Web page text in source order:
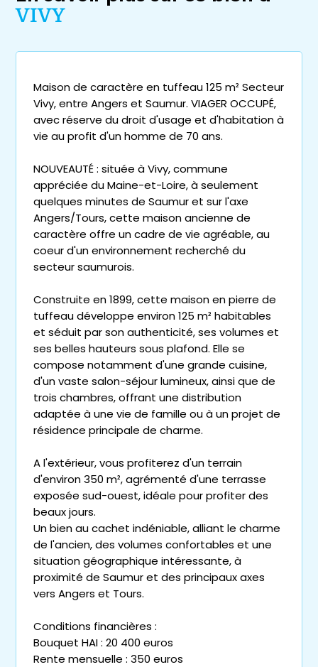
VIVY
Maison de caractère en tuffeau 125 m² Secteur
Vivy, entre Angers et Saumur. VIAGER OCCUPÉ,
avec réserve du droit d'usage et d'habitation à
vie au profit d'un homme de 70 ans.
NOUVEAUTÉ : située à Vivy, commune
appréciée du Maine-et-Loire, à seulement
quelques minutes de Saumur et sur l'axe
Angers/Tours, cette maison ancienne de
caractère offre un cadre de vie agréable, au
coeur d'un environnement recherché du
secteur saumurois.
Construite en 1899, cette maison en pierre de
tuffeau développe environ 125 m² habitables
et séduit par son authenticité, ses volumes et
ses belles hauteurs sous plafond. Elle se
compose notamment d'une grande cuisine,
d'un vaste salon-séjour lumineux, ainsi que de
trois chambres, offrant une distribution
adaptée à une vie de famille ou à un projet de
résidence principale de charme.
A l'extérieur, vous profiterez d'un terrain
d'environ 350 m², agrémenté d'une terrasse
exposée sud-ouest, idéale pour profiter des
beaux jours.
Un bien au cachet indéniable, alliant le charme
de l'ancien, des volumes confortables et une
situation géographique intéressante, à
proximité de Saumur et des principaux axes
vers Angers et Tours.
Conditions financières :
Bouquet HAI : 20 400 euros
Rente mensuelle : 350 euros